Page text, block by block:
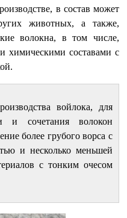
в состав может
животных, а также,
волокна, в том числе,
химическими составами с
войлока, для
и сочетания волокон
более грубого ворса с
и несколько меньшей
с тонким очесом